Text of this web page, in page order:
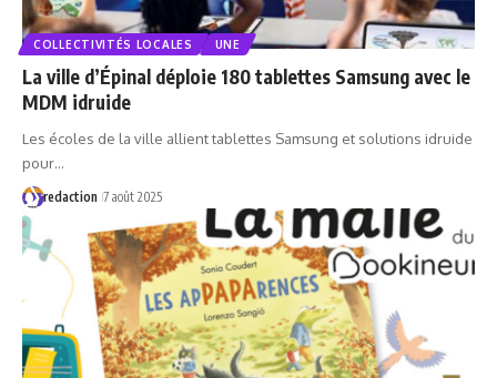
COLLECTIVITÉS LOCALES UNE
La ville d’Épinal déploie 180 tablettes Samsung avec le
MDM idruide
Les écoles de la ville allient tablettes Samsung et solutions idruide
pour…
redaction 7 août 2025